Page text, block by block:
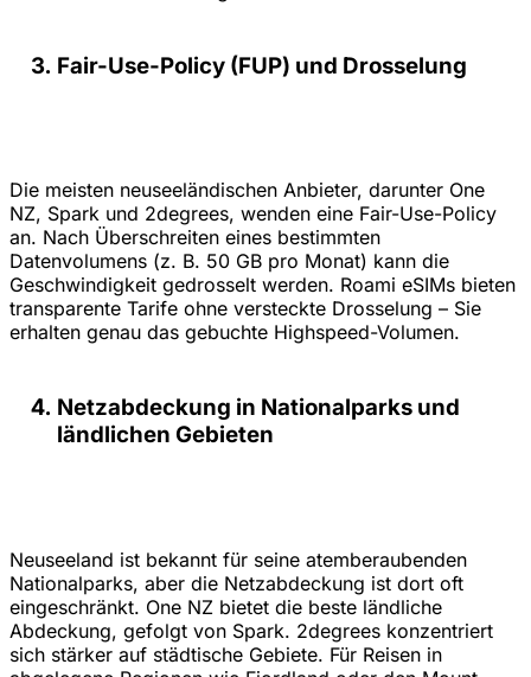
Fair-Use-Policy (FUP) und Drosselung
Die meisten neuseeländischen Anbieter, darunter One
NZ, Spark und 2degrees, wenden eine Fair-Use-Policy
an. Nach Überschreiten eines bestimmten
Datenvolumens (z. B. 50 GB pro Monat) kann die
Geschwindigkeit gedrosselt werden. Roami eSIMs bieten
transparente Tarife ohne versteckte Drosselung – Sie
erhalten genau das gebuchte Highspeed-Volumen.
Netzabdeckung in Nationalparks und
ländlichen Gebieten
Neuseeland ist bekannt für seine atemberaubenden
Nationalparks, aber die Netzabdeckung ist dort oft
eingeschränkt. One NZ bietet die beste ländliche
Abdeckung, gefolgt von Spark. 2degrees konzentriert
sich stärker auf städtische Gebiete. Für Reisen in